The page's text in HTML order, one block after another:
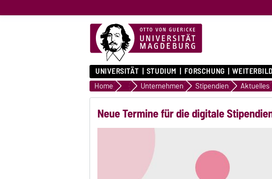
UNIVERSITÄT STUDIUM FORSCHUNG
Home Relationship Management
Unternehmen Stipendien Aktuelles
Neue Termine für die digitale